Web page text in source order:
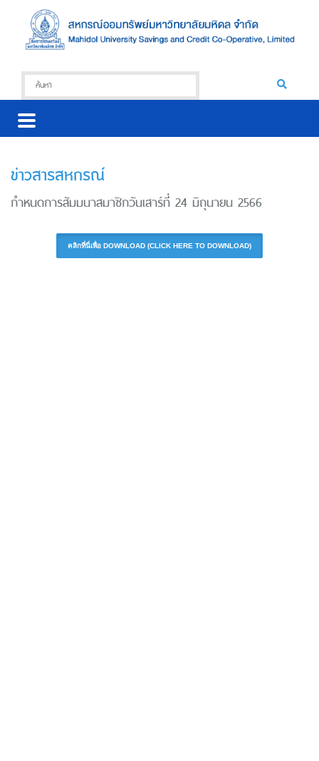
ข่าวสารสหกรณ์
กำหนดการสัมมนาสมาชิกวันเสาร์ที่ 24 มิถุนายน 2566
คลิกที่นี่เพื่อ DOWNLOAD (CLICK HERE TO DOWNLOAD)